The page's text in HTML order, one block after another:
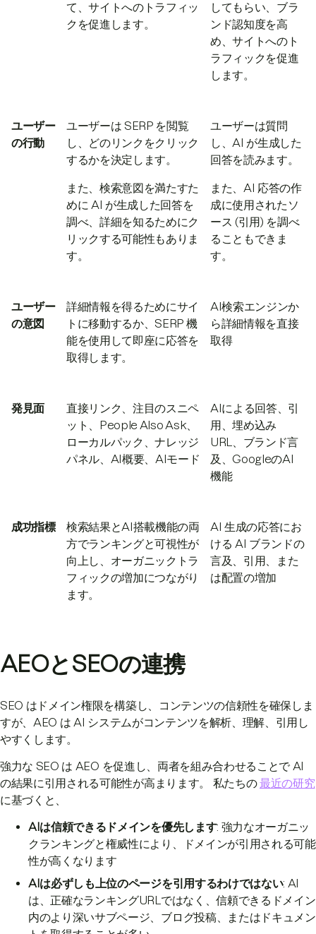
て、サイトへのトラフィッ
クを促進します。
してもらい、ブラ
ンド認知度を高
め、サイトへのト
ラフィックを促進
します。
ユーザー
の行動
ユーザーは SERP を閲覧
し、どのリンクをクリック
するかを決定します。
また、検索意図を満たすた
めに AI が生成した回答を
調べ、詳細を知るためにク
リックする可能性もありま
す。
ユーザーは質問
し、AI が生成した
回答を読みます。
また、AI 応答の作
成に使用されたソ
ース (引用) を調べ
ることもできま
す。
ユーザー
の意図
詳細情報を得るためにサイ
トに移動するか、SERP 機
能を使用して即座に応答を
取得します。
AI検索エンジンか
ら詳細情報を直接
取得
発見面
直接リンク、注目のスニペ
ット、People Also Ask、
ローカルパック、ナレッジ
パネル、AI概要、AIモード
AIによる回答、引
用、埋め込み
URL、ブランド言
及、GoogleのAI
機能
成功指標
検索結果とAI搭載機能の両
方でランキングと可視性が
向上し、オーガニックトラ
フィックの増加につながり
ます。
AI 生成の応答にお
ける AI ブランドの
言及、引用、また
は配置の増加
AEOとSEOの連携
SEO はドメイン権限を構築し、コンテンツの信頼性を確保しま
すが、AEO は AI システムがコンテンツを解析、理解、引用し
やすくします。
強力な SEO は AEO を促進し、両者を組み合わせることで AI
の結果に引用される可能性が高まります。 私たちの最近の研究
に基づくと、
AIは信頼できるドメインを優先します: 強力なオーガニッ
クランキングと権威性により、ドメインが引用される可能
性が高くなります
AIは必ずしも上位のページを引用するわけではない: AI
は、正確なランキングURLではなく、信頼できるドメイン
内のより深いサブページ、ブログ投稿、またはドキュメン